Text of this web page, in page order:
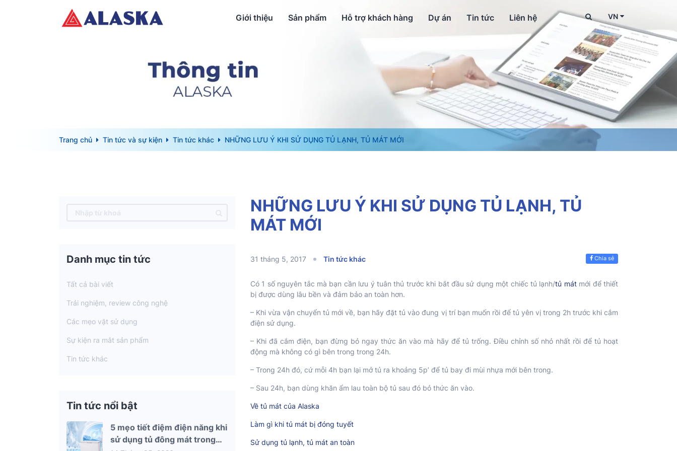
Giới thiệu Sản phẩm Hỗ trợ khách hàng Dự án Tin tức Liên hệ VN
Trang chủ Tin tức và sự kiện Tin tức khác NHỮNG LƯU Ý KHI SỬ DỤNG TỦ LẠNH, TỦ MÁT MỚI
Danh mục tin tức
Tất cả bài viết
Trải nghiệm, review công nghệ
Các mẹo vặt sử dụng
Sự kiện ra mắt sản phẩm
Tin tức khác
Tin tức nổi bật
5 mẹo tiết điệm điện năng khi
sử dụng tủ đông mát trong
NHỮNG LƯU Ý KHI SỬ DỤNG TỦ LẠNH, TỦ
MÁT MỚI
31 tháng 5, 2017 Tin tức khác Chia sẻ
Có 1 số nguyên tắc mà bạn cần lưu ý tuân thủ trước khi bắt đầu sử dụng một chiếc tủ lạnh/tủ mátmới để thiết
bị được dùng lâu bền và đảm bảo an toàn hơn.
– Khi vừa vận chuyển tủ mới về, bạn hãy đặt tủ vào đung vị trí bạn muốn rồi để tủ yên vị trong 2h trước khi cắm
điện sử dụng.
– Khi đã cắm điện, bạn đừng bỏ ngay thức ăn vào mà hãy để tủ trống. Điều chỉnh số nhỏ nhất rồi để tủ hoạt
động mà không có gì bên trong trong 24h.
– Trong 24h đó, cứ mỗi 4h bạn lại mở tủ ra khoảng 5p’ để tủ bay đi mùi nhựa mới bên trong.
– Sau 24h, bạn dùng khăn ẩm lau toàn bộ tủ sau đó bỏ thức ăn vào.
Về tủ mát của Alaska
Làm gì khi tủ mát bị đóng tuyết
Sử dụng tủ lạnh, tủ mát an toàn